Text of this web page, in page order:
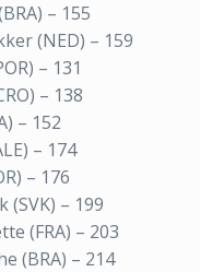
– 155
(NED) – 159
– 131
– 138
– 152
– 174
– 176
(SVK) – 199
(FRA) – 203
(BRA) – 214